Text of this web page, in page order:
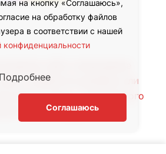
на кнопку «Соглашаюсь»,
на обработку файлов
в соответствии с нашей
конфиденциальности
Подробнее
Соглашаюсь
элементов дизайна или
лишь с письменного
правообладателя.